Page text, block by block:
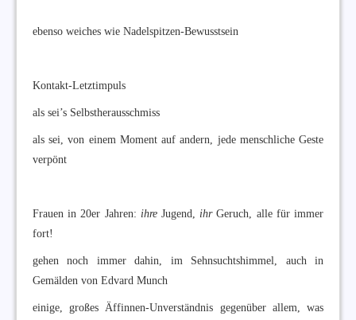
ebenso weiches wie Nadelspitzen-Bewusstsein
Kontakt-Letztimpuls
als sei’s Selbstherausschmiss
als sei, von einem Moment auf andern, jede menschliche Geste
verpönt
Frauen in 20er Jahren: ihreJugend,ihrGeruch, alle für immer
fort!
gehen noch immer dahin, im Sehnsuchtshimmel, auch in
Gemälden von Edvard Munch
einige, großes Äffinnen-Unverständnis gegenüber allem, was